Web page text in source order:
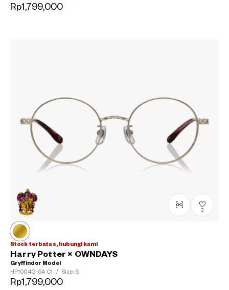
Rp1,799,000
3
Stock terbatas, hubungi kami
Harry Potter × OWNDAYS
Gryffindor Model
HP1004G-5A C1 / Size: S
Rp1,799,000